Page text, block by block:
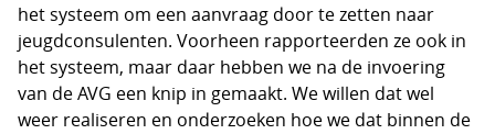
het systeem om een aanvraag door te zetten naar
jeugdconsulenten. Voorheen rapporteerden ze ook in
het systeem, maar daar hebben we na de invoering
van de AVG een knip in gemaakt. We willen dat wel
weer realiseren en onderzoeken hoe we dat binnen de